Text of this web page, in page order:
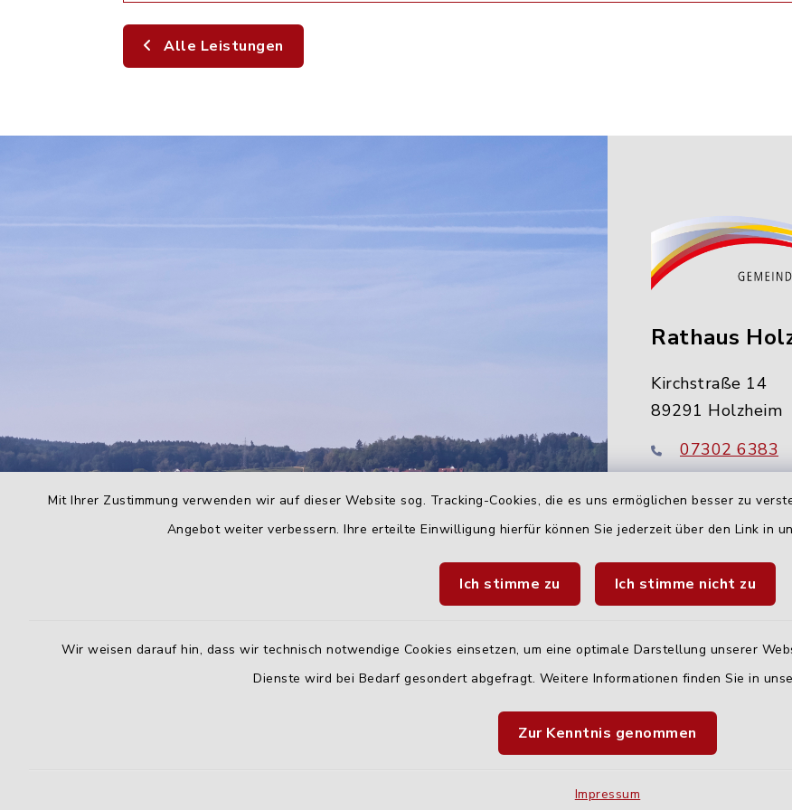
Mit Ihrer Zustimmung verwenden wir auf dieser Website sog. Tracking-Cookies, die es uns ermöglichen besser zu
Angebot weiter verbessern. Ihre erteilte Einwilligung hierfür können Sie jederzeit über den Link in
Ich stimme zu Ich stimme nicht zu
Wir weisen darauf hin, dass wir technisch notwendige Cookies einsetzen, um eine optimale Darstellung unserer
Dienste wird bei Bedarf gesondert abgefragt. Weitere Informationen finden Sie in
Zur Kenntnis genommen
Impressum
Alle Leistungen
Rathaus
Kirchstraße 14
89291 Holzheim
07302 6383
Landratsamt